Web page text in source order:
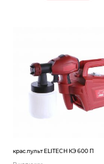
крас.пульт ELITECH КЭ 600 П